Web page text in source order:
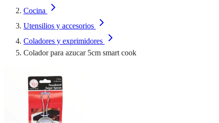
Cocina
Utensilios y accesorios
Coladores y exprimidores
Colador para azucar 5cm smart cook